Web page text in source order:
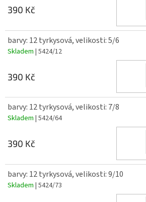
390 Kč
barvy: 12 tyrkysová, velikosti: 5/6
Skladem | 5424/12
390 Kč
barvy: 12 tyrkysová, velikosti: 7/8
Skladem | 5424/64
390 Kč
barvy: 12 tyrkysová, velikosti: 9/10
Skladem | 5424/73